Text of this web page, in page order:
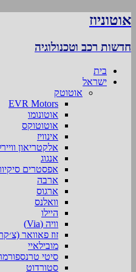
אוטוניוז
חדשות רכב וטכנולוגיה
בית
ישראל
אוטוטק
EVR Motors
אוטונומו
אוטוטוקס
אינוויז
אלקטריאון
אנגוג
אפסטרים
ארבה
ארגוס
וואלנס
היילו
וויה (Via)
זוז פאוואר
מובילאיי
סיטי
סטורדוט